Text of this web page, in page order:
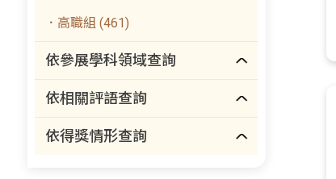
．高職組 (461)
依參展學科領域查詢
依相關評語查詢
依得獎情形查詢